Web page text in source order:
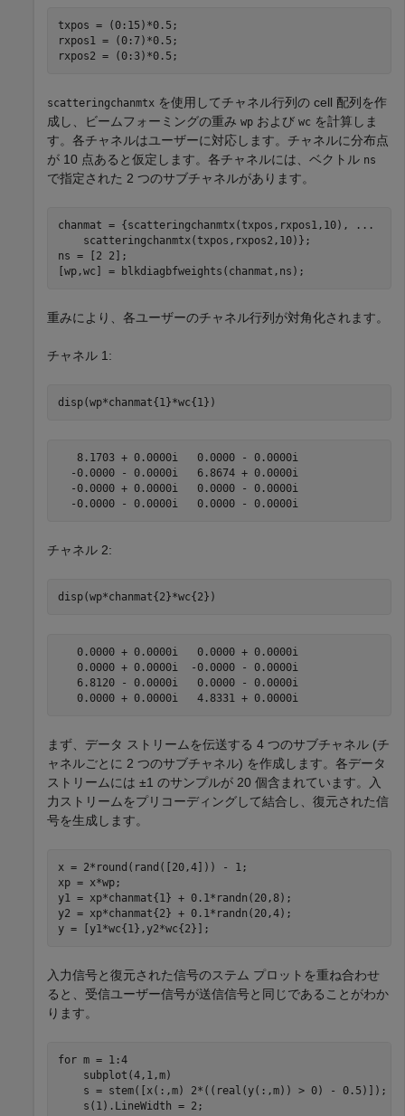
txpos = (0:15)*0.5;
rxpos1 = (0:7)*0.5;
rxpos2 = (0:3)*0.5;
scatteringchanmtx を使用してチャネル行列の cell 配列を作
成し、ビームフォーミングの重み wp および wc を計算しま
す。各チャネルはユーザーに対応します。チャネルに分布点
が 10 点あると仮定します。各チャネルには、ベクトル ns
で指定された 2 つのサブチャネルがあります。
chanmat = {scatteringchanmtx(txpos,rxpos1,10),
...
    scatteringchanmtx(txpos,rxpos2,10)};
ns = [2 2];
[wp,wc] = blkdiagbfweights(chanmat,ns);
重みにより、各ユーザーのチャネル行列が対角化されます。
チャネル 1:
disp(wp*chanmat{1}*wc{1})
   8.1703 + 0.0000i   0.0000 - 0.0000i
  -0.0000 - 0.0000i   6.8674 + 0.0000i
  -0.0000 + 0.0000i   0.0000 - 0.0000i
  -0.0000 - 0.0000i   0.0000 - 0.0000i
チャネル 2:
disp(wp*chanmat{2}*wc{2})
   0.0000 + 0.0000i   0.0000 + 0.0000i
   0.0000 + 0.0000i  -0.0000 - 0.0000i
   6.8120 - 0.0000i   0.0000 - 0.0000i
   0.0000 + 0.0000i   4.8331 + 0.0000i
まず、データ ストリームを伝送する 4 つのサブチャネル (チ
ャネルごとに 2 つのサブチャネル) を作成します。各データ
ストリームには ±1 のサンプルが 20 個含まれています。入
力ストリームをプリコーディングして結合し、復元された信
号を生成します。
x = 2*round(rand([20,4])) - 1;
xp = x*wp;
y1 = xp*chanmat{1} + 0.1*randn(20,8);
y2 = xp*chanmat{2} + 0.1*randn(20,4);
y = [y1*wc{1},y2*wc{2}];
入力信号と復元された信号のステム プロットを重ね合わせ
ると、受信ユーザー信号が送信信号と同じであることがわか
ります。
for m = 1:4
    subplot(4,1,m)
    s = stem([x(:,m) 2*((real(y(:,m)) > 0) - 0.5)]);
    s(1).LineWidth = 2;